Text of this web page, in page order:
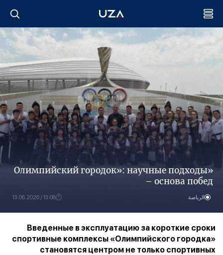
«Олимпийский городок»: научные подходы
– основа побед
الرياضة 13:08 / 13.06.2026
Введенные в эксплуатацию за короткие сроки
спортивные комплексы «Олимпийского городка»
становятся центром не только спортивных